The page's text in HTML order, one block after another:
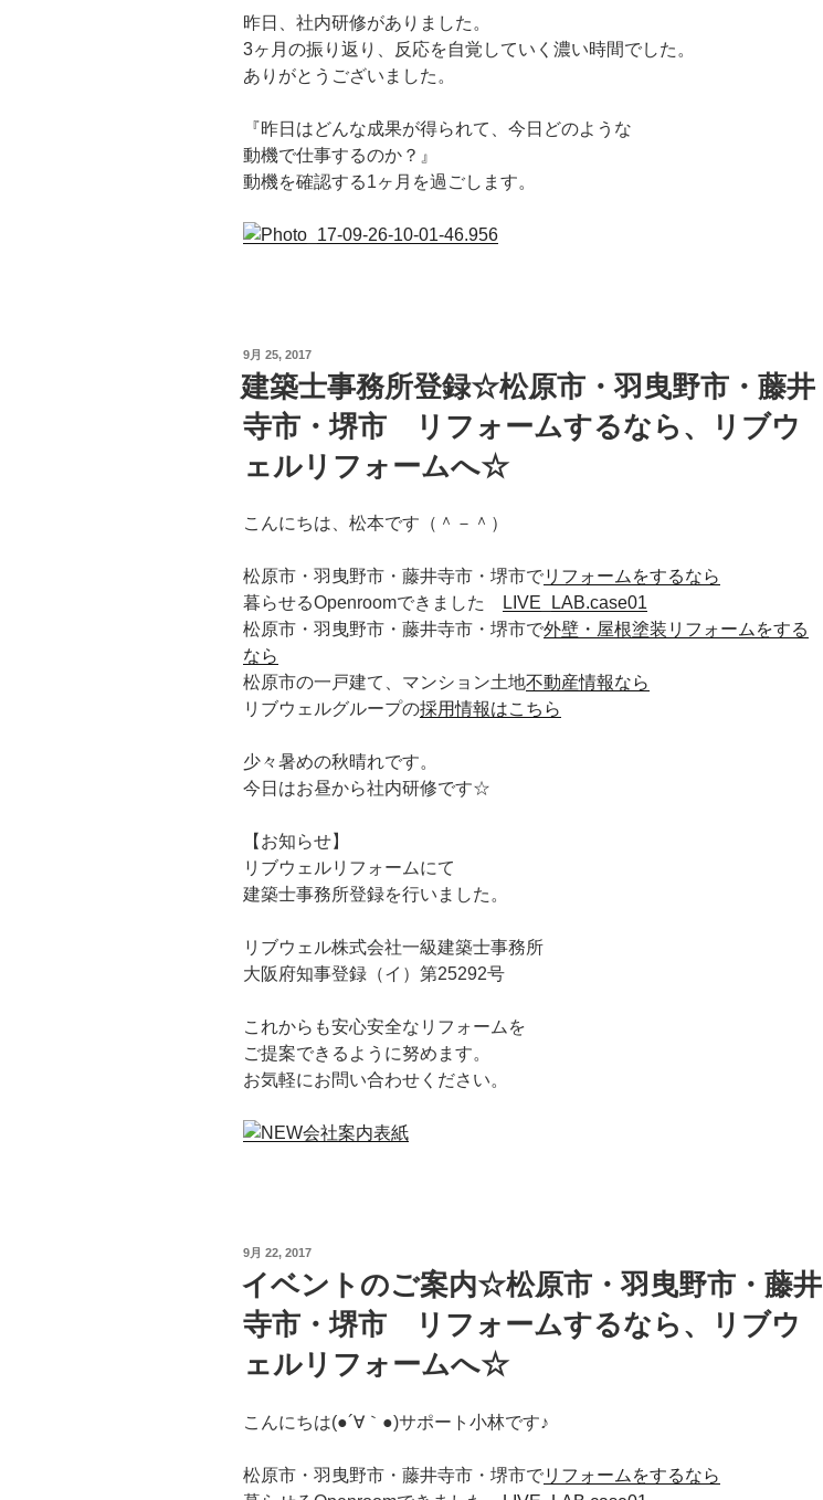
昨日、社内研修がありました。
3ヶ月の振り返り、反応を自覚していく濃い時間でした。
ありがとうございました。
『昨日はどんな成果が得られて、今日どのような
動機で仕事するのか？』
動機を確認する1ヶ月を過ごします。
投
日:
9月 25, 2017
建築士事務所登録☆松原市・羽曳野市・藤井
寺市・堺市 リフォームするなら、リブウ
ェルリフォームへ☆
こんにちは、松本です（＾－＾）
松原市・羽曳野市・藤井寺市・堺市でリフォームをするなら
暮らせるOpenroomできました
LIVE_LAB.case01
松原市・羽曳野市・藤井寺市・堺市で外壁・屋根塗装リフォームをする
なら
松原市の一戸建て、マンション土地不動産情報なら
リブウェルグループの採用情報はこちら
少々暑めの秋晴れです。
今日はお昼から社内研修です☆
【お知らせ】
リブウェルリフォームにて
建築士事務所登録を行いました。
リブウェル株式会社一級建築士事務所
大阪府知事登録（イ）第25292号
これからも安心安全なリフォームを
ご提案できるように努めます。
お気軽にお問い合わせください。
投
日:
9月 22, 2017
イベントのご案内☆松原市・羽曳野市・藤井
寺市・堺市 リフォームするなら、リブウ
ェルリフォームへ☆
こんにちは(●´∀｀●)サポート小林です♪
松原市・羽曳野市・藤井寺市・堺市でリフォームをするなら